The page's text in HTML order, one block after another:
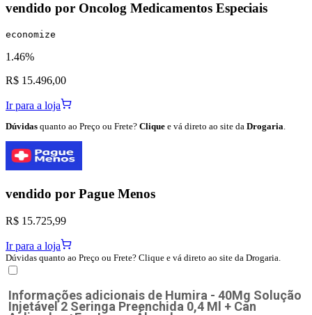
vendido por Oncolog Medicamentos Especiais
economize
1.46%
R$ 15.496,00
Ir para a loja
Dúvidas quanto ao Preço ou Frete? Clique e vá direto ao site da Drogaria.
vendido por Pague Menos
R$ 15.725,99
Ir para a loja
Dúvidas quanto ao Preço ou Frete? Clique e vá direto ao site da Drogaria.
Informações adicionais de Humira - 40Mg Solução
Injetável 2 Seringa Preenchida 0,4 Ml + Can